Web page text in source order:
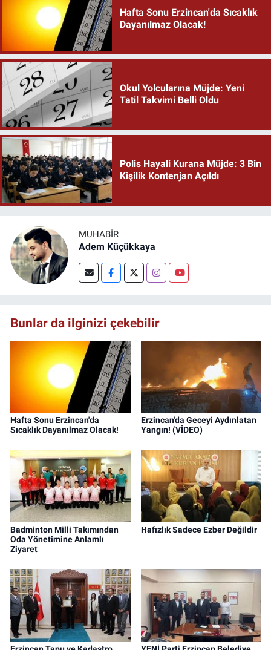
Hafta Sonu Erzincan'da Sıcaklık
Dayanılmaz Olacak!
Okul Yolcularına Müjde: Yeni
Tatil Takvimi Belli Oldu
Polis Hayali Kurana Müjde: 3 Bin
Kişilik Kontenjan Açıldı
MUHABIR
Adem Küçükkaya
Bunlar da ilginizi çekebilir
Hafta Sonu Erzincan'da
Sıcaklık Dayanılmaz Olacak!
Erzincan'da Geceyi Aydınlatan
Yangın! (VİDEO)
Badminton Milli Takımından
Oda Yönetimine Anlamlı
Ziyaret
Hafızlık Sadece Ezber Değildir